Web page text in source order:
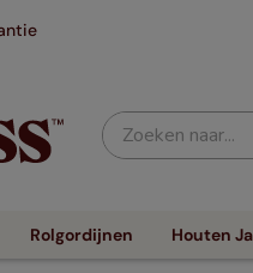
Zoeken naar...
Rolgordijnen Houten